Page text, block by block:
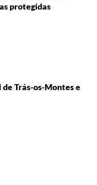
protegidas
Trás-os-Montes e